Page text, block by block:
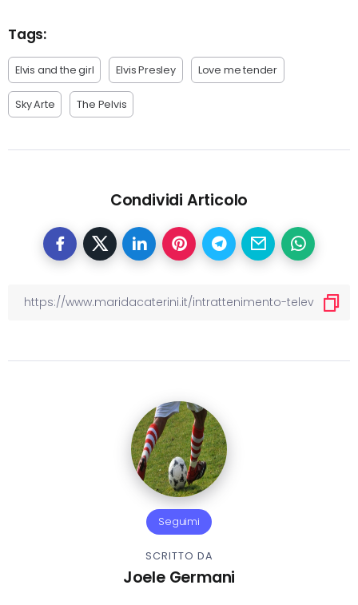
Tags:
Elvis and the girl Elvis Presley Love me tender
Sky Arte The Pelvis
Condividi Articolo
Seguimi
SCRITTO DA
Joele Germani